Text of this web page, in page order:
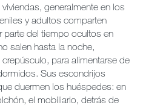
generalmente en los
y adultos comparten
parte del tiempo ocultos en
salen hasta la noche,
para alimentarse de
Sus escondrijos
duermen los huéspedes: en
el mobiliario, detrás de